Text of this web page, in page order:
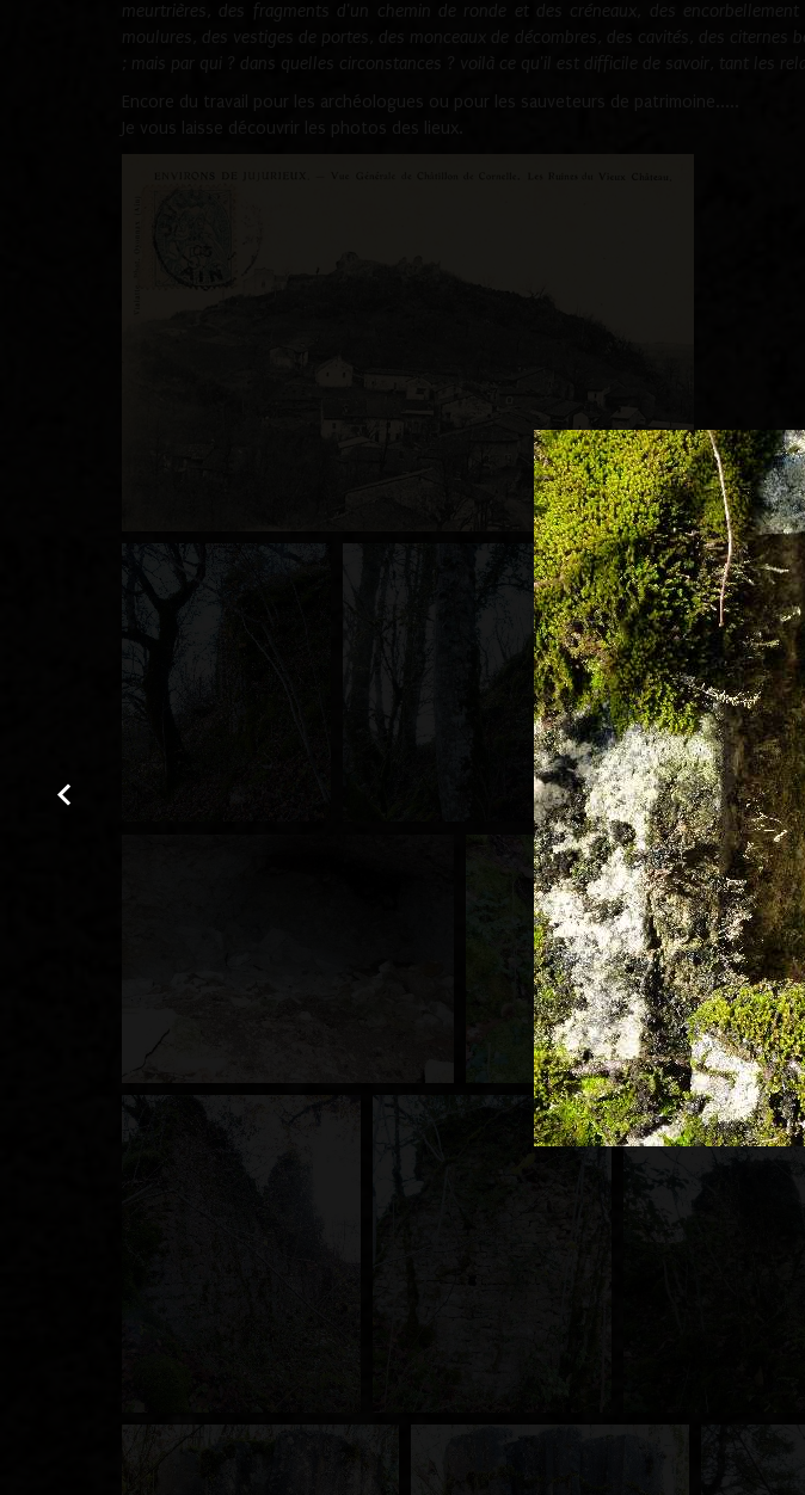
meurtrières, des fragments d'un chemin de ronde et des créneaux, des
moulures, des vestiges de portes, des monceaux de décombres, des cavités, des
; mais par qui ? dans quelles circonstances ? voilà ce qu'il est difficile de savoir, tant les
Encore du travail pour les archéologues ou pour les sauveteurs de patrimoine.....
Je vous laisse découvrir les photos des lieux.